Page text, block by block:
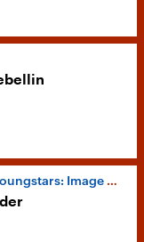
Image Now“